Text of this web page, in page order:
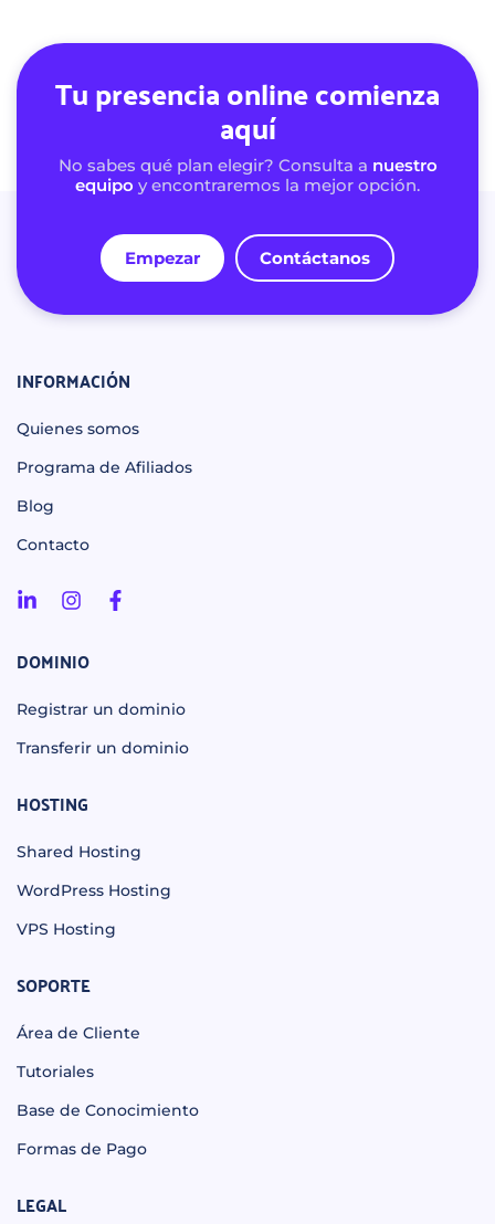
Tu presencia online comienza
aquí
No sabes qué plan elegir? Consulta a nuestro
equipo y encontraremos la mejor opción.
Empezar Contáctanos
INFORMACIÓN
Quienes somos
Programa de Afiliados
Blog
Contacto
DOMINIO
Registrar un dominio
Transferir un dominio
HOSTING
Shared Hosting
WordPress Hosting
VPS Hosting
SOPORTE
Área de Cliente
Tutoriales
Base de Conocimiento
Formas de Pago
LEGAL